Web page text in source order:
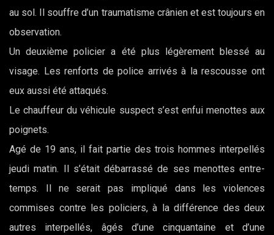
au sol. Il souffre d’un traumatisme crânien et est toujours en
observation.
Un deuxième policier a été plus légèrement blessé au
visage. Les renforts de police arrivés à la rescousse ont
eux aussi été attaqués.
Le chauffeur du véhicule suspect s’est enfui menottes aux
poignets.
Agé de 19 ans, il fait partie des trois hommes interpellés
jeudi matin. Il s’était débarrassé de ses menottes entre-
temps. Il ne serait pas impliqué dans les violences
commises contre les policiers, à la différence des deux
autres interpellés, âgés d’une cinquantaine et d’une